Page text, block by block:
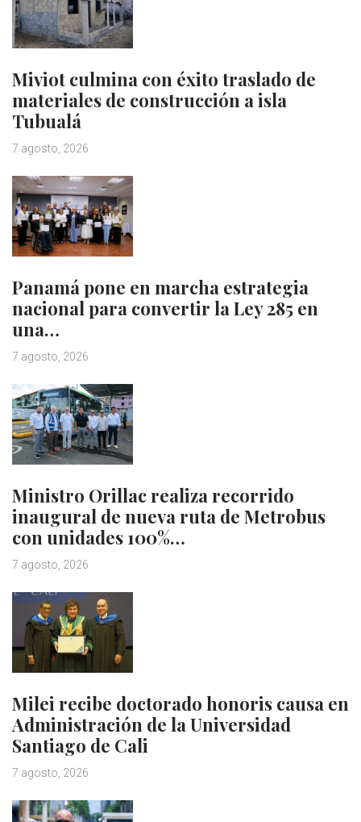
Miviot culmina con éxito traslado de
materiales de construcción a isla
Tubualá
7 agosto, 2026
Panamá pone en marcha estrategia
nacional para convertir la Ley 285 en
una…
7 agosto, 2026
Ministro Orillac realiza recorrido
inaugural de nueva ruta de Metrobus
con unidades 100%…
7 agosto, 2026
Milei recibe doctorado honoris causa en
Administración de la Universidad
Santiago de Cali
7 agosto, 2026